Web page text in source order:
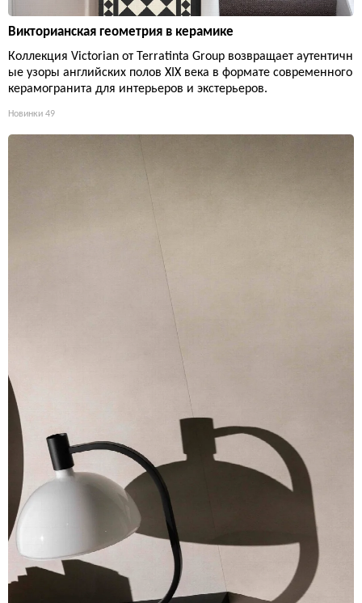
Викторианская геометрия в керамике
Коллекция Victorian от Terratinta Group возвращает аутентичн
ые узоры английских полов XIX века в формате современного
керамогранита для интерьеров и экстерьеров.
Новинки 49